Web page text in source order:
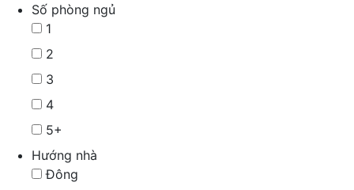
Số phòng ngủ
1
2
3
4
5+
Hướng nhà
Đông